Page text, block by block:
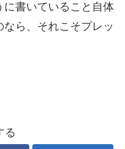
に書いていること自体
ら、それこそプレッ
る